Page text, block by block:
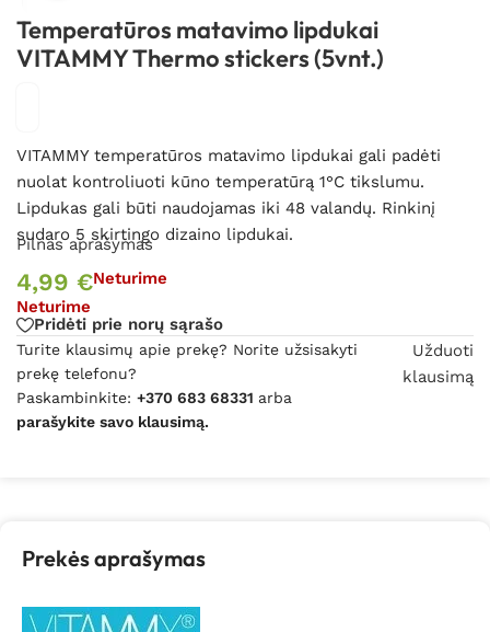
Temperatūros matavimo lipdukai
VITAMMY Thermo stickers (5vnt.)
VITAMMY temperatūros matavimo lipdukai gali padėti
nuolat kontroliuoti kūno temperatūrą 1°C tikslumu.
Lipdukas gali būti naudojamas iki 48 valandų. Rinkinį
sudaro 5 skirtingo dizaino lipdukai.
Pilnas aprašymas
4,99 €Neturime
Neturime
Pridėti prie norų sąrašo
Turite klausimų apie prekę? Norite užsisakyti
prekę telefonu?
Paskambinkite: +370 683 68331 arba
parašykite savo klausimą.
Užduoti
klausimą
Prekės aprašymas